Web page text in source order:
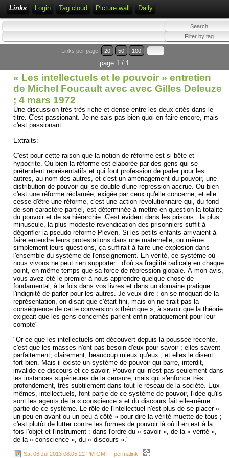
Links Login Tag cloud Picture wall Daily
Links per page: 20 50 100
page 1 / 1
« Les intellectuels et le pouvoir » entretien
de Michel Foucault avec avec Gilles Deleuze
; 4 mars 1972
Une discussion très très riche et dense entre les deux cités dans le
titre. C'est passionant. Je ne sais pas bien quoi en faire encore, mais
c'est passionant.
Extraits:
C'est pour cette raison que la notion de réforme est si bête et
hypocrite. Ou bien la réforme est élaborée par des gens qui se
prétendent représentatifs et qui font profession de parler pour les
autres, au nom des autres, et c'est un aménagement du pouvoir, une
distribution de pouvoir qui se double d'une répression accrue. Ou bien
c'est une réforme réclamée, exigée par ceux qu'elle concerne, et elle
cesse d'être une réforme, c'est une action révolutionnaire qui, du fond
de son caractère partiel, est déterminée à mettre en question la totalité
du pouvoir et de sa hiérarchie. C'est évident dans les prisons : la plus
minuscule, la plus modeste revendication des prisonniers suffit à
dégonfler la pseudo-réforme Pleven. Si les petits enfants arrivaient à
faire entendre leurs protestations dans une maternelle, ou même
simplement leurs questions, ça suffirait à faire une explosion dans
l'ensemble du système de l'enseignement. En vérité, ce système où
nous vivons ne peut rien supporter : d'où sa fragilité radicale en chaque
point, en même temps que sa force de répression globale. À mon avis,
vous avez été le premier à nous apprendre quelque chose de
fondamental, à la fois dans vos livres et dans un domaine pratique :
l'indignité de parler pour les autres. Je veux dire : on se moquait de la
représentation, on disait que c'était fini, mais on ne tirait pas la
conséquence de cette conversion « théorique », à savoir que la théorie
exigeait que les gens concernés parlent enfin pratiquement pour leur
compte"
"Or ce que les intellectuels ont découvert depuis la poussée récente,
c'est que les masses n'ont pas besoin d'eux pour savoir ; elles savent
parfaitement, clairement, beaucoup mieux qu'eux ; et elles le disent
fort bien. Mais il existe un système de pouvoir qui barre, interdit,
invalide ce discours et ce savoir. Pouvoir qui n'est pas seulement dans
les instances supérieures de la censure, mais qui s'enfonce très
profondément, très subtilement dans tout le réseau de la société. Eux-
mêmes, intellectuels, font partie de ce système de pouvoir, l'idée qu'ils
sont les agents de la « conscience » et du discours fait elle-même
partie de ce système. Le rôle de l'intellectuel n'est plus de se placer «
un peu en avant ou un peu à côté » pour dire la vérité muette de tous ;
c'est plutôt de lutter contre les formes de pouvoir là où il en est à la
fois l'objet et l'instrument : dans l'ordre du « savoir », de la « vérité »,
de la « conscience », du « discours »."
Sat 06 Jul 2013 08:05:22 PM GMT - permalink - -